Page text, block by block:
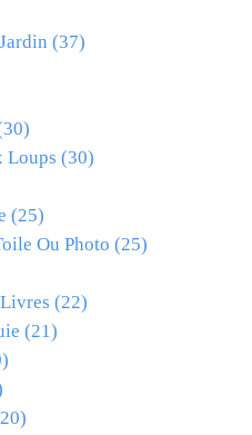
(37)
Loups (30)
(25)
Ou Photo (25)
(22)
(21)